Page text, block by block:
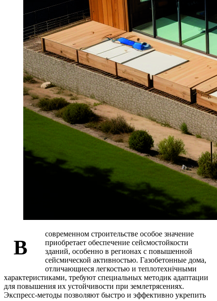
В
современном строительстве особое значение
приобретает обеспечение сейсмостойкости
зданий, особенно в регионах с повышенной
сейсмической активностью. Газобетонные дома,
отличающиеся легкостью и теплотехнічными
характеристиками, требуют специальных методик адаптации
для повышения их устойчивости при землетрясениях.
Экспресс-методы позволяют быстро и эффективно укрепить